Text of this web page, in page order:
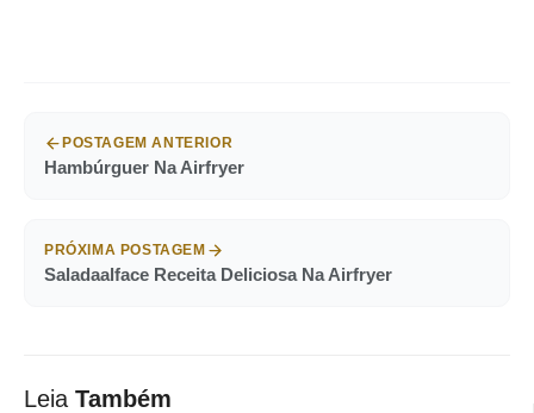
POSTAGEM ANTERIOR
Hambúrguer Na Airfryer
PRÓXIMA POSTAGEM
Saladaalface Receita Deliciosa Na Airfryer
Leia Também